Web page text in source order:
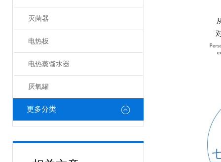
灭菌器
电热板
电热蒸馏水器
厌氧罐
更多分类